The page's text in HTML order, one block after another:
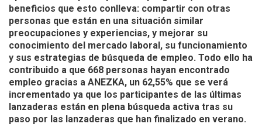
beneficios que esto conlleva: compartir con otras
personas que están en una situación similar
preocupaciones y experiencias, y mejorar su
conocimiento del mercado laboral, su funcionamiento
y sus estrategias de búsqueda de empleo. Todo ello ha
contribuido a que 668 personas hayan encontrado
empleo gracias a ANEZKA, un 62,55% que se verá
incrementado ya que los participantes de las últimas
lanzaderas están en plena búsqueda activa tras su
paso por las lanzaderas que han finalizado en verano.